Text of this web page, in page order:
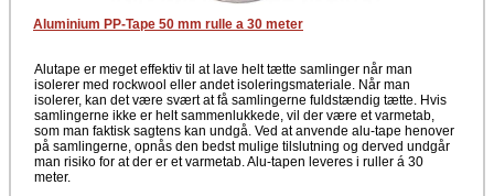
Aluminium PP-Tape 50 mm rulle a 30 meter
Alutape er meget effektiv til at lave helt tætte samlinger når man
isolerer med rockwool eller andet isoleringsmateriale. Når man
isolerer, kan det være svært at få samlingerne fuldstændig tætte. Hvis
samlingerne ikke er helt sammenlukkede, vil der være et varmetab,
som man faktisk sagtens kan undgå. Ved at anvende alu-tape henover
på samlingerne, opnås den bedst mulige tilslutning og derved undgår
man risiko for at der er et varmetab. Alu-tapen leveres i ruller á 30
meter.